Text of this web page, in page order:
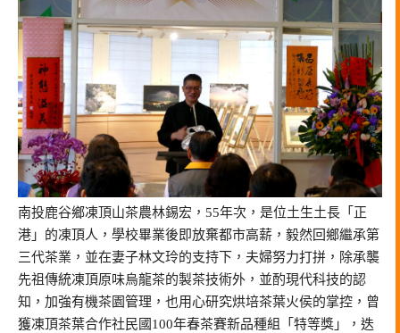
南投鹿谷鄉凍頂山茶農林錫宏，55年次，是位土生土長「正
港」的凍頂人，學校畢業後即放棄都市高薪，毅然回鄉繼承第
三代茶業，並在妻子林文玲的支持下，夫婦努力打拼，除承襲
先祖傳統凍頂原味烏龍茶的製茶技術外，並酌現代科技的認
知，加強有機茶園管理，也用心研究烘培茶葉火侯的掌控，曾
獲凍頂茶葉合作社民國100年春茶賽新品種組「特等獎」，迭